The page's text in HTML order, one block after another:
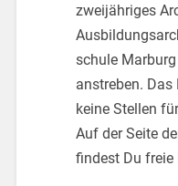
zwei­jäh­ri­ges
schu­le
an­stre­ben.
keine Stel­len
Auf der Seite
fin­dest Du freie